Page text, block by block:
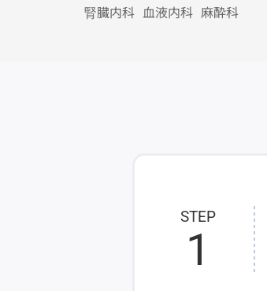
腎臓内科 血液内科 麻酔科
STEP
1